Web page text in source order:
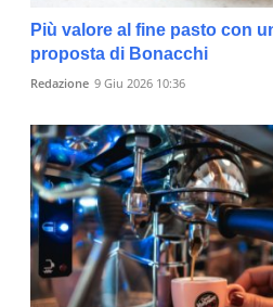
Più valore al fine pasto con
proposta di Bonacchi
Redazione 9 Giu 2026 10:36